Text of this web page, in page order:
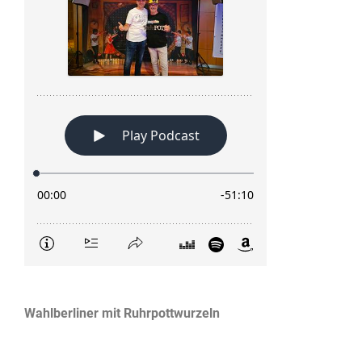
Wahlberliner mit Ruhrpottwurzeln